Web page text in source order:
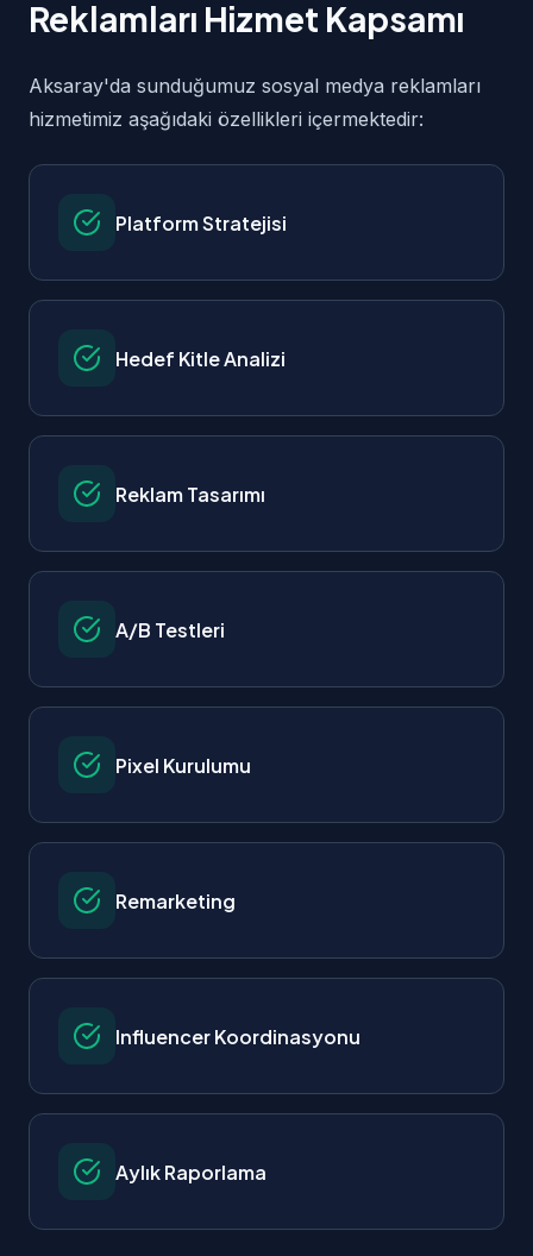
Reklamları Hizmet Kapsamı
Aksaray'da sunduğumuz sosyal medya reklamları
hizmetimiz aşağıdaki özellikleri içermektedir:
Platform Stratejisi
Hedef Kitle Analizi
Reklam Tasarımı
A/B Testleri
Pixel Kurulumu
Remarketing
Influencer Koordinasyonu
Aylık Raporlama